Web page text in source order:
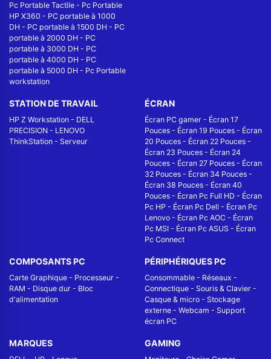
Pc Portable Tactile - Pc Portable
HP X360 - PC portable à 1000
DH - PC portable à 1500 DH - PC
portable à 2000 DH - PC
portable à 3000 DH - PC
portable à 4000 DH - PC
portable à 5000 DH - Pc Portable
workstation
STATION DE TRAVAIL
HP Z Workstation - DELL
PRECISION - LENOVO
ThinkStation - Serveur
ÉCRAN
Écran PC gamer - Écran 17
Pouces - Écran 19 Pouces - Écran
20 Pouces - Écran 22 Pouces -
Écran 23 Pouces - Écran 24
Pouces - Écran 27 Pouces - Écran
32 Pouces - Écran 34 Pouces -
Écran 38 Pouces - Écran 40
Pouces - Écran Pc Full HD - Écran
Pc HP - Écran Pc Dell - Écran Pc
Lenovo - Écran Pc AOC - Écran
Pc MSI - Écran Pc ASUS - Écran
Pc Connect
COMPOSANTS PC
Carte Graphique - Processeur -
RAM - Disque dur - Bloc
d'alimentation
PÉRIPHÉRIQUES PC
Consommable - Réseaux -
Connectique - Souris & Clavier -
Casque & micro - Stockage
externe - Webcam - Support
écran PC
MARQUES GAMING